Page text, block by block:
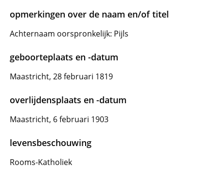
opmerkingen over de naam en/of titel
Achternaam oorspronkelijk: Pijls
geboorteplaats en -datum
Maastricht, 28 februari 1819
overlijdensplaats en -datum
Maastricht, 6 februari 1903
levensbeschouwing
Rooms-Katholiek